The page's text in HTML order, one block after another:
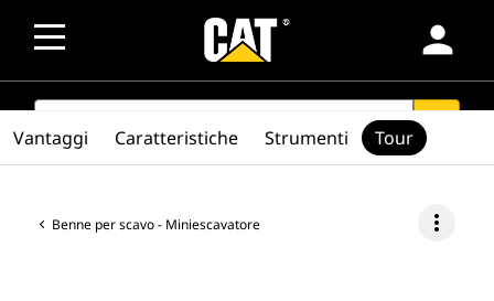
person
SEARCH search
Benne per scavo - Miniescavatore more_vert
Vantaggi Caratteristiche Strumenti Tour